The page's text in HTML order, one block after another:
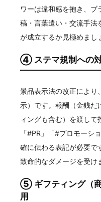
ワーは違和感を抱き、ブ
稿・言葉遣い・交流手法
が成立するか見極めまし
④ ステマ規制への対
景品表示法の改正により
示）です。報酬（金銭だ
ィングも含む）を渡し
「#PR」「#プロモーシ
確に伝わる表記が必要で
致命的なダメージを受け
⑤ ギフティング（
用